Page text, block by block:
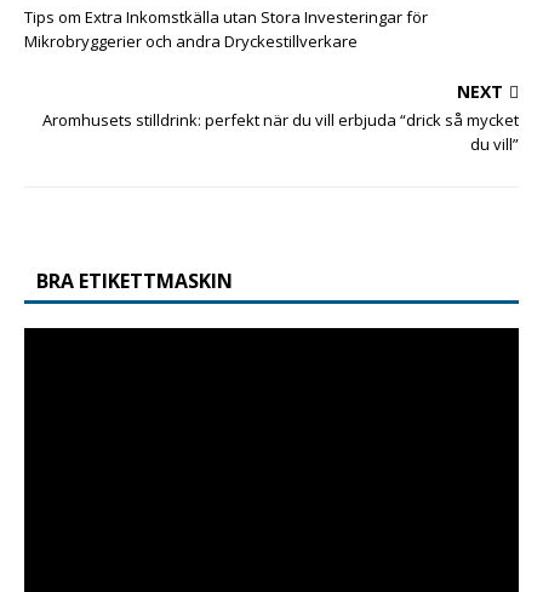
Tips om Extra Inkomstkälla utan Stora Investeringar för
Mikrobryggerier och andra Dryckestillverkare
NEXT
Aromhusets stilldrink: perfekt när du vill erbjuda “drick så mycket
du vill”
BRA ETIKETTMASKIN